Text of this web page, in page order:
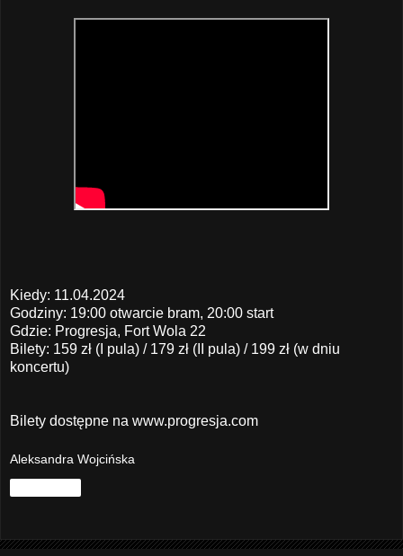
Kiedy: 11.04.2024
Godziny: 19:00 otwarcie bram, 20:00 start
Gdzie: Progresja, Fort Wola 22
Bilety: 159 zł (I pula) / 179 zł (II pula) / 199 zł (w dniu
koncertu)
Bilety dostępne na www.progresja.com
Aleksandra Wojcińska